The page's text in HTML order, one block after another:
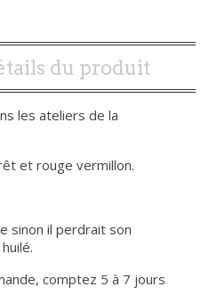
du produit
les ateliers de la
et rouge vermillon.
sinon il perdrait son
comptez 5 à 7 jours